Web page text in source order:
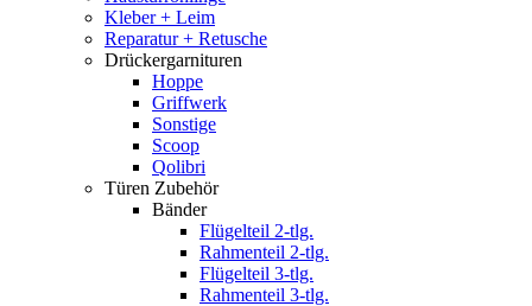
Kleber + Leim
Reparatur + Retusche
Drückergarnituren
Hoppe
Griffwerk
Sonstige
Scoop
Qolibri
Türen Zubehör
Bänder
Flügelteil 2-tlg.
Rahmenteil 2-tlg.
Flügelteil 3-tlg.
Rahmenteil 3-tlg.